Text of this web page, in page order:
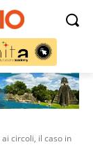
circoli, il caso in